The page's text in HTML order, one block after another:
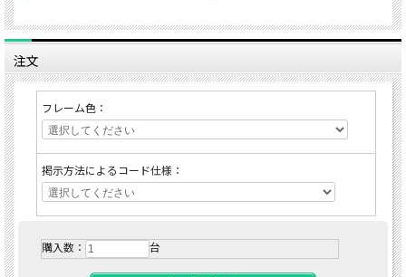
注文
フレーム色：
掲示方法によるコード仕様：
購入数： 台